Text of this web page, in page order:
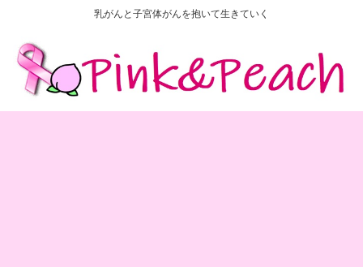
乳がんと子宮体がんを抱いて生きていく